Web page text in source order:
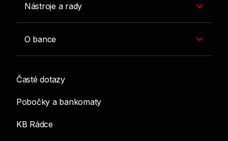
Nástroje a rady
O bance
Časté dotazy
Pobočky a bankomaty
KB Rádce